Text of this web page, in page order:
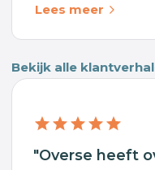
Lees meer
Bekijk alle
"Overse heeft